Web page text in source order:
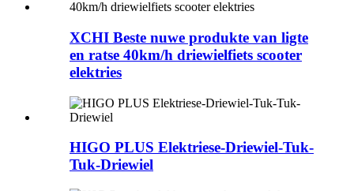
XCHI Beste nuwe produkte van ligte
en ratse 40km/h driewielfiets scooter
elektries
HIGO PLUS Elektriese-Driewiel-Tuk-
Tuk-Driewiel